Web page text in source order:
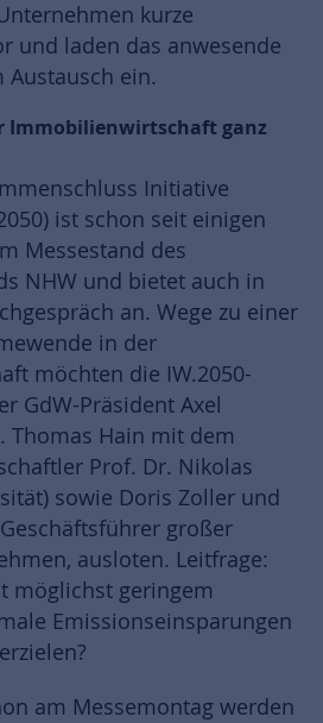
kurze
und laden das anwesende
Austausch ein.
Immobilienwirtschaft ganz
Initiative
ist schon seit einigen
Messestand des
NHW und bietet auch in
an. Wege zu einer
in der
möchten die IW.2050-
GdW-Präsident Axel
Thomas Hain mit dem
Prof. Dr. Nikolas
sowie Doris Zoller und
großer
ausloten. Leitfrage:
möglichst geringem
Emissionseinsparungen
am Messemontag werden